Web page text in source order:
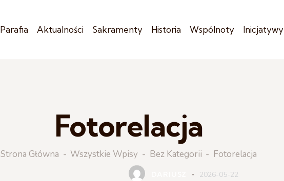
Parafia Aktualności Sakramenty Historia Wspólnoty Inicjatywy
Fotorelacja
Strona Główna Wszystkie Wpisy Bez Kategorii Fotorelacja
BEZ KATEGORII
2026-05-22